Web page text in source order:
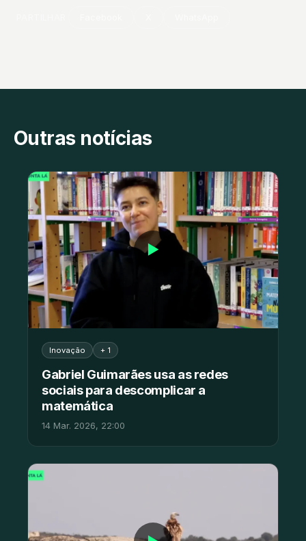
Outras notícias
▶
Inovação + 1
Gabriel Guimarães usa as redes
sociais para descomplicar a
matemática
14 Mar. 2026, 22:00